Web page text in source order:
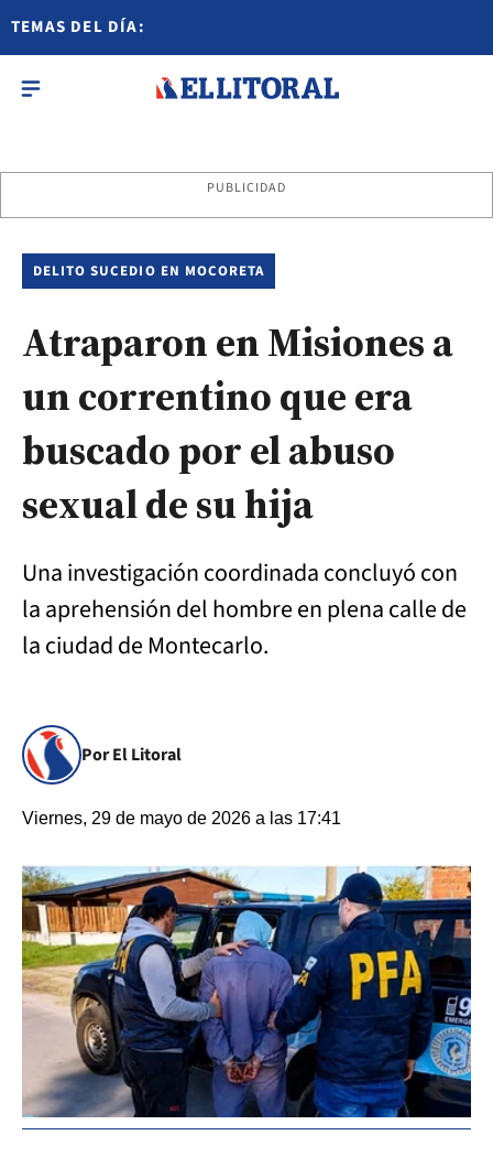
TEMAS DEL DÍA:
PUBLICIDAD
DELITO SUCEDIO EN MOCORETA
Atraparon en Misiones a
un correntino que era
buscado por el abuso
sexual de su hija
Una investigación coordinada concluyó con
la aprehensión del hombre en plena calle de
la ciudad de Montecarlo.
Por El Litoral
Viernes, 29 de mayo de 2026 a las 17:41